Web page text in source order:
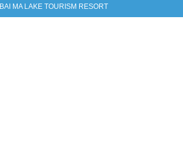
BAI MA LAKE TOURISM RESORT